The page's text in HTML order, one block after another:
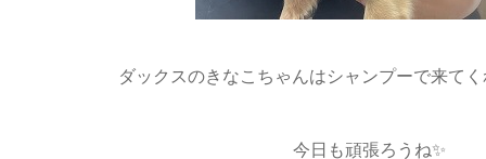
今日も頑張ろうね✨